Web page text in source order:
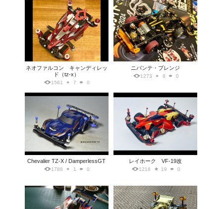
ネオファルコン キャンディレッ
ド（tz-x）
1561 7 0
ニバンテ・ブレンジ
1273 8 0
Chevalier TZ-X / DamperlessGT
1788 1 0
レイホーク VF-19改
1218 19 0